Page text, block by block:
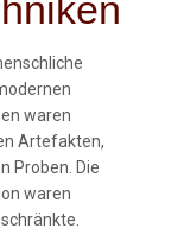
waren
Artefakten,
Proben. Die
waren